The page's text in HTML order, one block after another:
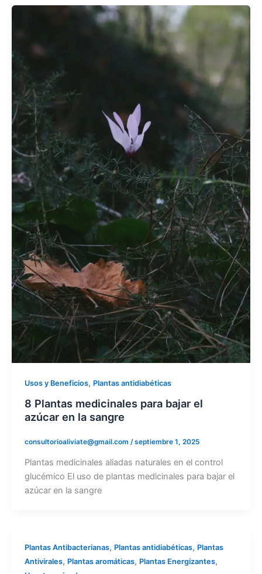
Usos y Beneficios, Plantas antidiabéticas
8 Plantas medicinales para bajar el
azúcar en la sangre
consultorioaliviate@gmail.com /septiembre 1, 2025
Plantas medicinales aliadas naturales en el control
glucémico El uso de plantas medicinales para bajar el
azúcar en la sangre
Plantas Antibacterianas, Plantas antidiabéticas, Plantas
Antivirales, Plantas aromáticas, Plantas Energizantes,